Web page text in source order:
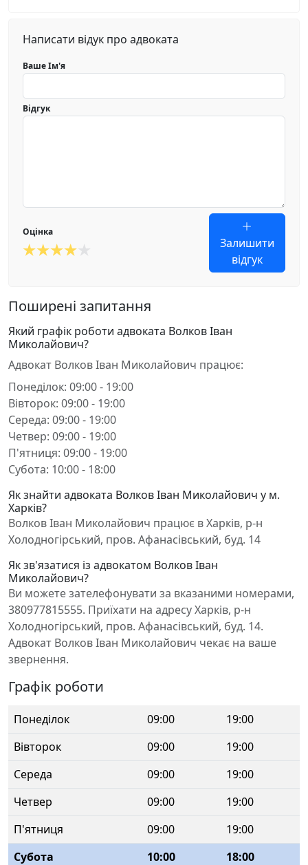
Написати відук про адвоката
Ваше Ім'я
Відгук
Оцінка
Залишити
відгук
Поширені запитання
Який графік роботи адвоката Волков Іван
Миколайович?
Адвокат Волков Іван Миколайович працює:
Понеділок: 09:00 - 19:00
Вівторок: 09:00 - 19:00
Середа: 09:00 - 19:00
Четвер: 09:00 - 19:00
П'ятниця: 09:00 - 19:00
Субота: 10:00 - 18:00
Як знайти адвоката Волков Іван Миколайович у м.
Харків?
Волков Іван Миколайович працює в Харків, р-н
Холодногірський, пров. Афанасівський, буд. 14
Як зв'язатися із адвокатом Волков Іван
Миколайович?
Ви можете зателефонувати за вказаними номерами,
380977815555. Приїхати на адресу Харків, р-н
Холодногірський, пров. Афанасівський, буд. 14.
Адвокат Волков Іван Миколайович чекає на ваше
звернення.
Графік роботи
Понеділок 09:00
19:00
Вівторок
09:00
19:00
Середа
09:00
19:00
Четвер
09:00
19:00
П'ятниця
09:00
19:00
Субота
10:00 18:00